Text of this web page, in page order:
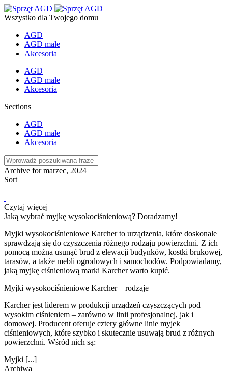
Wszystko dla Twojego domu
AGD
AGD małe
Akcesoria
AGD
AGD małe
Akcesoria
Sections
AGD
AGD małe
Akcesoria
Archive for marzec, 2024
Sort
Czytaj więcej
Jaką wybrać myjkę wysokociśnieniową? Doradzamy!
Myjki wysokociśnieniowe Karcher to urządzenia, które doskonale
sprawdzają się do czyszczenia różnego rodzaju powierzchni. Z ich
pomocą można usunąć brud z elewacji budynków, kostki brukowej,
tarasów, a także mebli ogrodowych i samochodów. Podpowiadamy,
jaką myjkę ciśnieniową marki Karcher warto kupić.
Myjki wysokociśnieniowe Karcher – rodzaje
Karcher jest liderem w produkcji urządzeń czyszczących pod
wysokim ciśnieniem – zarówno w linii profesjonalnej, jak i
domowej. Producent oferuje cztery główne linie myjek
ciśnieniowych, które szybko i skutecznie usuwają brud z różnych
powierzchni. Wśród nich są:
Myjki [...]
Archiwa